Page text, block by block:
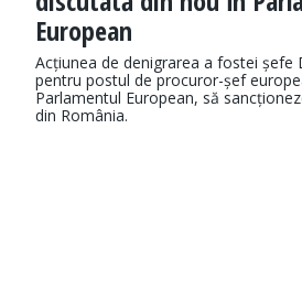
European
Acțiunea de denigrarea a fostei șefe
pentru postul de procuror-șef
Parlamentul European, să
din România.